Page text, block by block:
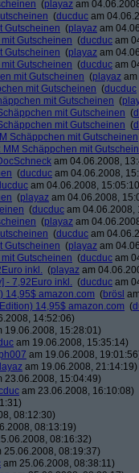
(playaz am
(ducduc am
Gutscheinen (playaz am
Gutscheinen (ducduc am
Gutscheinen (playaz am
Gutscheinen (ducduc am
mit Gutscheinen (playaz
mit Gutscheinen (ducduc
mit Gutscheinen (
mit Gutscheinen (
mit Gutscheinen (
Schäppchen mit Gutscheinen
MM Schäppchen mit
am 04.06.2008,
(ducduc am 04.06.2008,
am 04.06.2008,
(playaz am 04.06.2008,
(ducduc am 04.06.2008,
(playaz am
(ducduc am
Gutscheinen (playaz am
Gutscheinen (ducduc am
inkl. (playaz am
- 7,92Euro inkl. (ducduc am
14,95$ amazon.com (brösl
14,95$ amazon.com (
14:52:06)
19.06.2008, 15:28:01)
am 19.06.2008, 15:35:14)
am 19.06.2008,
am 19.06.2008, 21:14:19)
23.06.2008, 15:04:49)
am 23.06.2008, 16:10:08)
08:12:30)
08:13:19)
08:16:32)
25.06.2008, 08:19:37)
am 25.06.2008, 08:38:11)